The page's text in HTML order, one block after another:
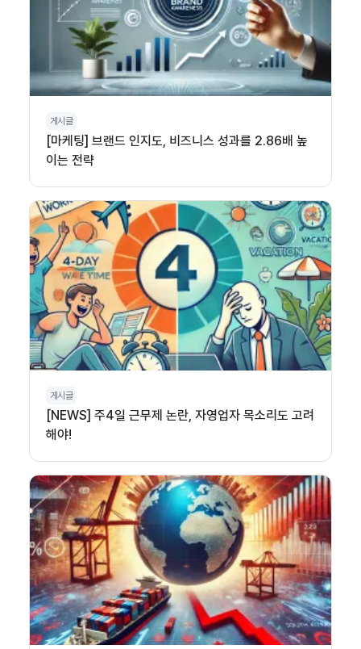
게시글
[마케팅] 브랜드 인지도, 비즈니스 성과를 2.86배 높
이는 전략
게시글
[NEWS] 주4일 근무제 논란, 자영업자 목소리도 고려
해야!